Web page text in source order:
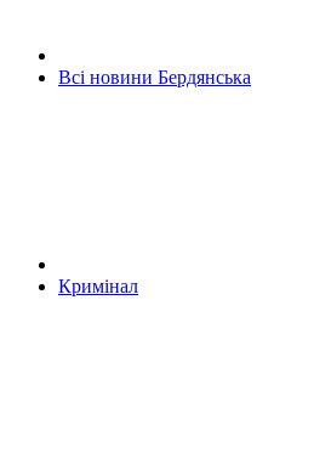
Всі новини Бердянська
Кримінал